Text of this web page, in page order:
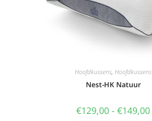
Hoofdkussens, Hoofdkussens
Nest-HK Natuur
€129,00 - €149,00